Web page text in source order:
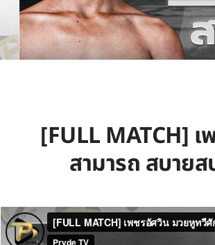
[FULL MATCH]
สามารถ สบายส